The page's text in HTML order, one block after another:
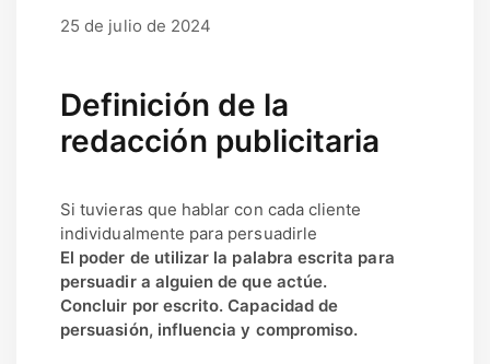
25 de julio de 2024
Definición de la
redacción publicitaria
Si tuvieras que hablar con cada cliente
individualmente para persuadirle
El poder de utilizar la palabra escrita para
persuadir a alguien de que actúe.
Concluir por escrito. Capacidad de
persuasión, influencia y compromiso.